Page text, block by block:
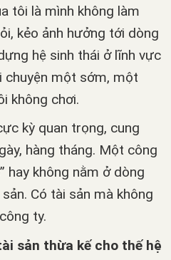
tôi là mình không làm
kẻo ảnh hưởng tới dòng
hệ sinh thái ở lĩnh vực
chuyện một sớm, một
không chơi.
kỳ quan trọng, cung
hàng tháng. Một công
hay không nằm ở dòng
Có tài sản mà không
ty.
sản thừa kế cho thế hệ